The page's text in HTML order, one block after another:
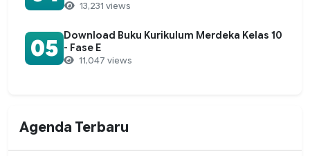
13,231 views
05 Download Buku Kurikulum Merdeka Kelas 10
- Fase E
11,047 views
Agenda Terbaru